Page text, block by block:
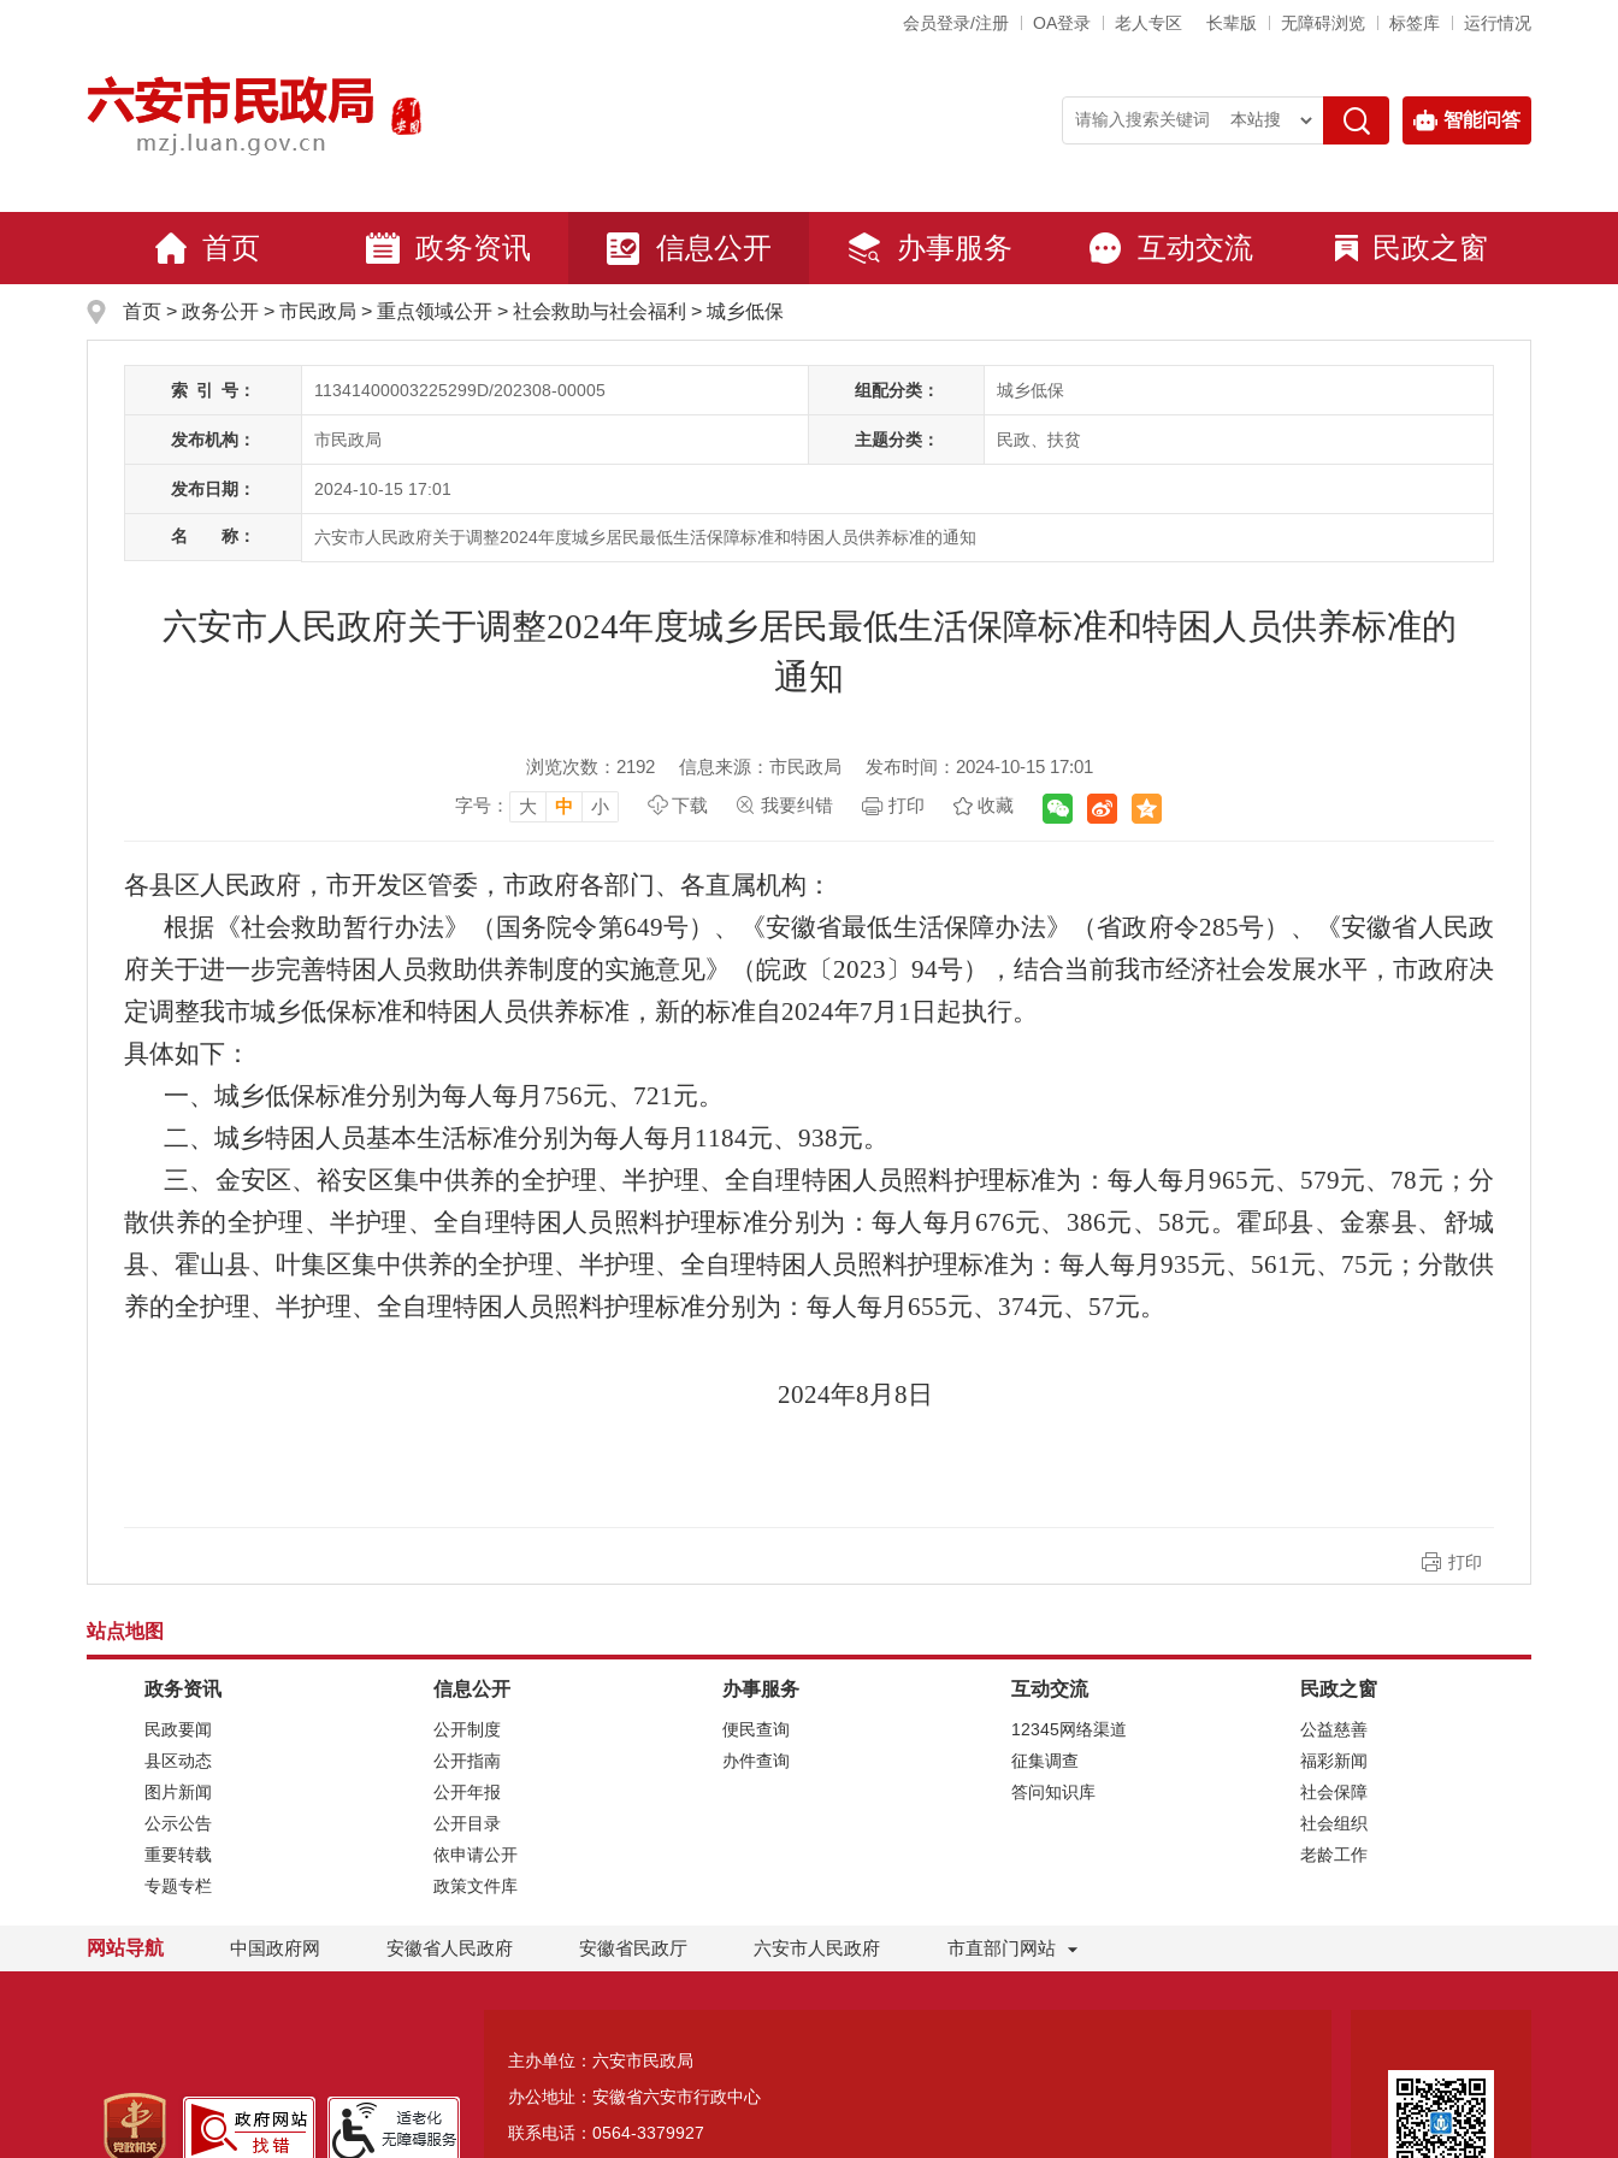
会员登录/注册 OA登录 老人专区 长辈版 无障碍浏览 标签库 运行情况
智能问答
首页 政务资讯 信息公开 办事服务 互动交流 民政之窗
首页 > 政务公开 > 市民政局 > 重点领域公开 > 社会救助与社会福利 > 城乡低保
索 引 号： 11341400003225299D/202308-00005 组配分类： 城乡低保
发布机构： 市民政局 主题分类： 民政、扶贫
发布日期： 2024-10-15 17:01
名 称： 六安市人民政府关于调整2024年度城乡居民最低生活保障标准和特困人员供养标准的通知
六安市人民政府关于调整2024年度城乡居民最低生活保障标准和特困人员供养标准的
通知
浏览次数： 2192 信息来源：市民政局
发布时间：2024-10-15 17:01
字号：
大 中 小 下载 我要纠错 打印 收藏
各县区人民政府，市开发区管委，市政府各部门、各直属机构：
根据《社会救助暂行办法》（国务院令第649号）、《安徽省最低生活保障办法》（省政府令285号）、《安徽省人民政
府关于进一步完善特困人员救助供养制度的实施意见》
（皖政〔2023〕94号），结合当前我市经济社会发展水平，市政府决
定调整我市城乡低保标准和特困人员供养标准，新的标准自2024年7月1日起执行。
具体如下：
一、城乡低保标准分别为每人每月756元、721元。
二、城乡特困人员基本生活标准分别为每人每月1184元、938元。
三、金安区、裕安区集中供养的全护理、半护理、全自理特困人员照料护理标准为 ：每人每月965元、579元、78元；分
散供养的全护理、半护理、全自理特困人员照料护理标准分别为：每人每月676元、386元、58元。霍邱县、金寨县、舒城
县、 霍山县、叶集区集中供养的全护理、半护理、全自理特困人员照料护理标准为：每人每月935元、561元、75元；分散供
养的全护理、半护理、全自理特困人员照料护理标准分别为：每人每月655元、374元、57元。
2024年8月8日
打印
站点地图
政务资讯
民政要闻
县区动态
图片新闻
公示公告
重要转载
专题专栏
信息公开
公开制度
公开指南
公开年报
公开目录
依申请公开
政策文件库
办事服务
便民查询
办件查询
互动交流
12345网络渠道
征集调查
答问知识库
民政之窗
公益慈善
福彩新闻
社会保障
社会组织
老龄工作
网站导航 中国政府网 安徽省人民政府 安徽省民政厅 六安市人民政府 市直部门网站
主办单位：六安市民政局
办公地址：安徽省六安市行政中心
联系电话：0564-3379927